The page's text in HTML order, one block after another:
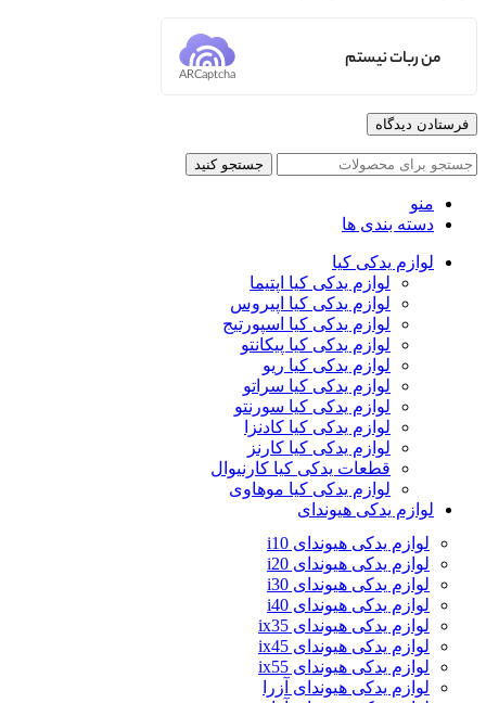
من ربات نیستم
ARCaptcha
جستجو کنید
منو
دسته بندی ها
لوازم یدکی کیا
لوازم یدکی کیا اپتیما
لوازم یدکی کیا اپیروس
لوازم یدکی کیا اسپورتیج
لوازم یدکی کیا پیکانتو
لوازم یدکی کیا ریو
لوازم یدکی کیا سراتو
لوازم یدکی کیا سورنتو
لوازم یدکی کیا کادنزا
لوازم یدکی کیا کارنز
قطعات یدکی کیا کارنیوال
لوازم یدکی کیا موهاوی
لوازم یدکی هیوندای
لوازم یدکی هیوندای i10
لوازم یدکی هیوندای i20
لوازم یدکی هیوندای i30
لوازم یدکی هیوندای i40
لوازم یدکی هیوندای ix35
لوازم یدکی هیوندای ix45
لوازم یدکی هیوندای ix55
لوازم یدکی هیوندای آزرا